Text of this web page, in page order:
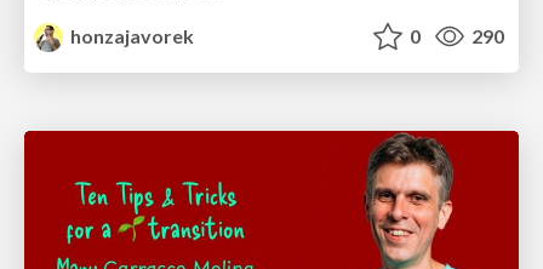
honzajavorek
0 290